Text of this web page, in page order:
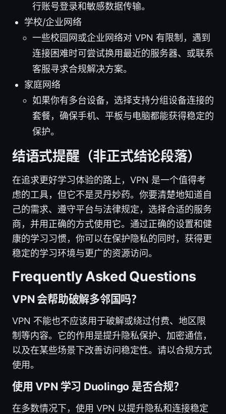
行账号登录和敏感数据传输。
学校/企业网络
一些校园网或企业网络对 VPN 有限制，遇到
连接困难时可尝试换用最近的服务器、或联系
客服寻求合规解决方案。
家庭网络
如果你有多台设备，选择支持分组设备连接的
套餐，确保手机、平板与电脑都能获得稳定的
保护。
结语式提醒（非正式结论段落）
在追求更好学习体验的路上，VPN 是一个值得考
虑的工具，但它不是灵丹妙药。你要清楚地知道自
己的需求、遵守平台与法律规定，选择合适的服务
商，并用正确的方式使用它。通过正确的设置和健
康的学习习惯，你可以在保护隐私的同时，获得更
稳定的学习环境与更广的资源访问。
Frequently Asked Questions
VPN 会帮助破解多邻国吗？
VPN 不能也不应该用于破解或绕过付费、地区限
制等内容。它的作用是提升隐私保护、加密通信，
以及在某些场景下改善访问稳定性。请以合规方式
使用。
使用 VPN 学习 Duolingo 是否合规？
在多数情况下，使用 VPN 以提升隐私和连接稳定